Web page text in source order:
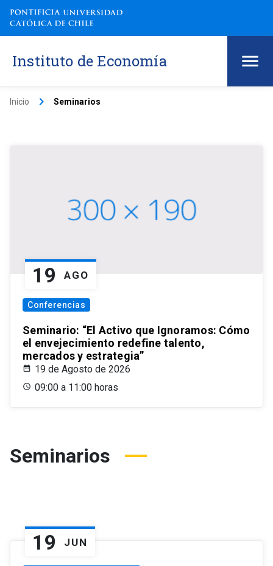
Instituto de Economía
Inicio keyboard_arrow_right Seminarios
19 AGO
Conferencias
Seminario: “El Activo que Ignoramos: Cómo
el envejecimiento redefine talento,
mercados y estrategia”
19 de Agosto de 2026
09:00 a 11:00 horas
Seminarios
19 JUN